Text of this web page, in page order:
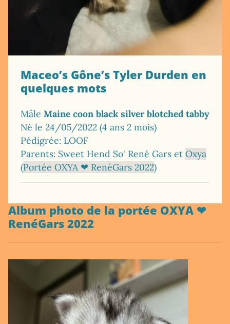
Maceo’s Gône’s Tyler Durden en
quelques mots
Mâle Maine coon black silver blotched tabby
Né le 24/05/2022 (4 ans 2 mois)
Pédigrée: LOOF
Parents: Sweet Hend So' René Gars et Oxya
(Portée OXYA ❤ RenéGars 2022)
Album photo de la portée OXYA ❤
RenéGars 2022